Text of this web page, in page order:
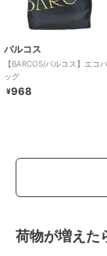
バルコス
【BARCOS/バルコス】エコバ
ッグ
¥968
荷物が増えた